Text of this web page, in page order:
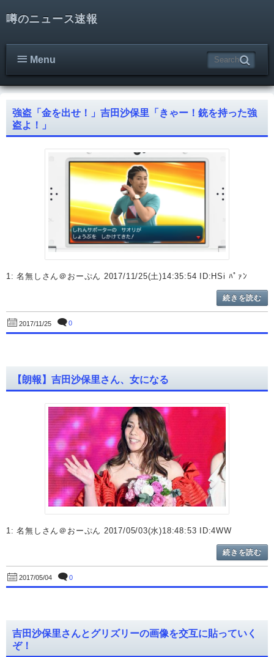
噂のニュース速報
Menu
強盗「金を出せ！」吉田沙保里「きゃー！銃を持った強
盗よ！」
1: 名無しさん＠おーぷん 2017/11/25(土)14:35:54 ID:HSi ﾊﾟｧﾝ
続きを読む
2017/11/25 0
【朗報】吉田沙保里さん、女になる
1: 名無しさん＠おーぷん 2017/05/03(水)18:48:53 ID:4WW
続きを読む
2017/05/04 0
吉田沙保里さんとグリズリーの画像を交互に貼っていく
ぞ！